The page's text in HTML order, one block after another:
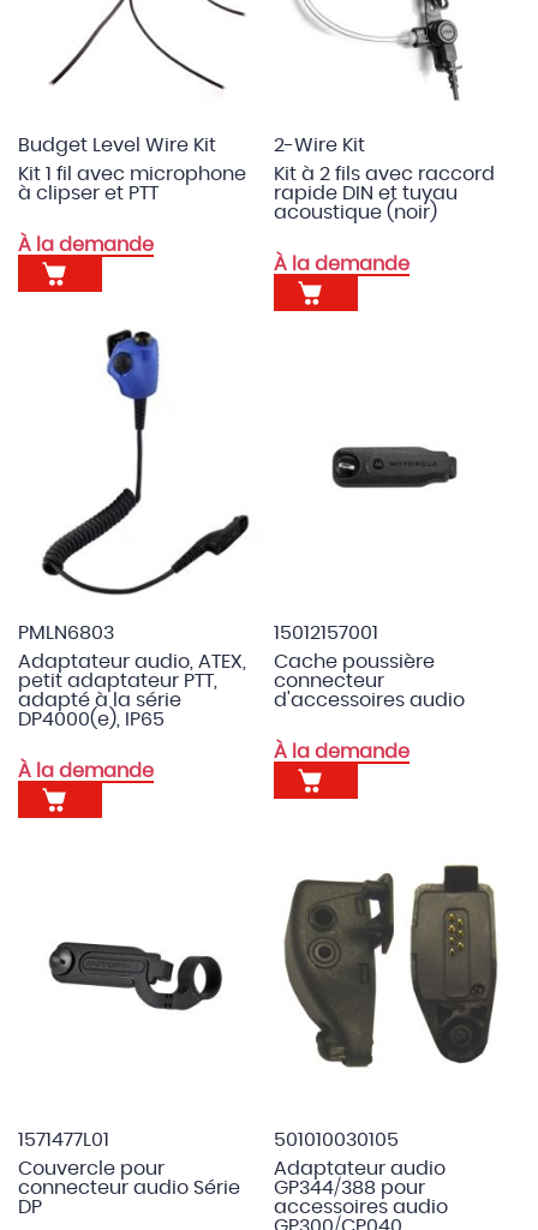
Budget Level Wire Kit
Kit 1 fil avec microphone
à clipser et PTT
À la demande
2-Wire Kit
Kit à 2 fils avec raccord
rapide DIN et tuyau
acoustique (noir)
À la demande
PMLN6803
Adaptateur audio, ATEX,
petit adaptateur PTT,
adapté à la série
DP4000(e), IP65
À la demande
15012157001
Cache poussière
connecteur
d'accessoires audio
À la demande
1571477L01
Couvercle pour
connecteur audio Série
DP
501010030105
Adaptateur audio
GP344/388 pour
accessoires audio
GP300/CP040